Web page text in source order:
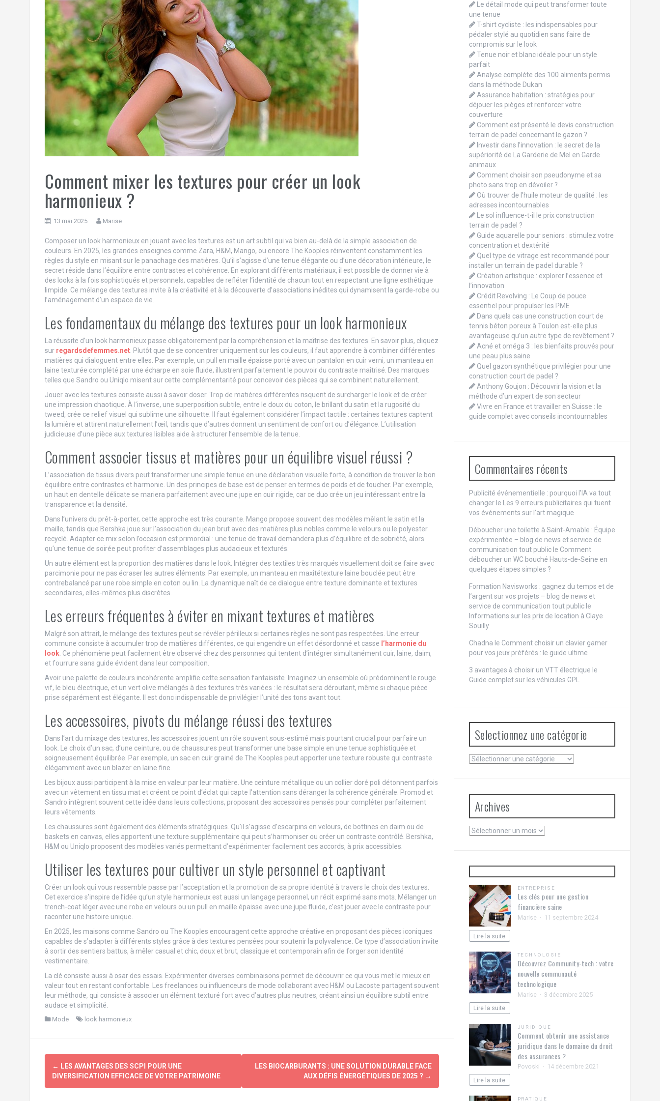
Comment mixer les textures pour créer un look
harmonieux ?
13 mai 2025 Marise
Composer un look harmonieux en jouant avec les textures est un art subtil qui va bien au-delà de la simple association de
couleurs. En 2025, les grandes enseignes comme Zara, H&M, Mango, ou encore The Kooples réinventent constamment les
règles du style en misant sur le panachage des matières. Qu’il s’agisse d’une tenue élégante ou d’une décoration intérieure, le
secret réside dans l’équilibre entre contrastes et cohérence. En explorant différents matériaux, il est possible de donner vie à
des looks à la fois sophistiqués et personnels, capables de refléter l’identité de chacun tout en respectant une ligne esthétique
limpide. Ce mélange des textures invite à la créativité et à la découverte d’associations inédites qui dynamisent la garde-robe ou
l’aménagement d’un espace de vie.
Les fondamentaux du mélange des textures pour un look harmonieux
La réussite d’un look harmonieux passe obligatoirement par la compréhension et la maîtrise des textures. En savoir plus, cliquez
sur regardsdefemmes.net. Plutôt que de se concentrer uniquement sur les couleurs, il faut apprendre à combiner différentes
matières qui dialoguent entre elles. Par exemple, un pull en maille épaisse porté avec un pantalon en cuir verni, un manteau en
laine texturée complété par une écharpe en soie fluide, illustrent parfaitement le pouvoir du contraste maîtrisé. Des marques
telles que Sandro ou Uniqlo misent sur cette complémentarité pour concevoir des pièces qui se combinent naturellement.
Jouer avec les textures consiste aussi à savoir doser. Trop de matières différentes risquent de surcharger le look et de créer
une impression chaotique. À l’inverse, une superposition subtile, entre le doux du coton, le brillant du satin et la rugosité du
tweed, crée ce relief visuel qui sublime une silhouette. Il faut également considérer l’impact tactile : certaines textures captent
la lumière et attirent naturellement l’œil, tandis que d’autres donnent un sentiment de confort ou d’élégance. L’utilisation
judicieuse d’une pièce aux textures lisibles aide à structurer l’ensemble de la tenue.
Comment associer tissus et matières pour un équilibre visuel réussi ?
L’association de tissus divers peut transformer une simple tenue en une déclaration visuelle forte, à condition de trouver le bon
équilibre entre contrastes et harmonie. Un des principes de base est de penser en termes de poids et de toucher. Par exemple,
un haut en dentelle délicate se mariera parfaitement avec une jupe en cuir rigide, car ce duo crée un jeu intéressant entre la
transparence et la densité.
Dans l’univers du prêt-à-porter, cette approche est très courante. Mango propose souvent des modèles mêlant le satin et la
maille, tandis que Bershka joue sur l’association du jean brut avec des matières plus nobles comme le velours ou le polyester
recyclé. Adapter ce mix selon l’occasion est primordial : une tenue de travail demandera plus d’équilibre et de sobriété, alors
qu’une tenue de soirée peut profiter d’assemblages plus audacieux et texturés.
Un autre élément est la proportion des matières dans le look. Intégrer des textiles très marqués visuellement doit se faire avec
parcimonie pour ne pas écraser les autres éléments. Par exemple, un manteau en maxitétexture laine bouclée peut être
contrebalancé par une robe simple en coton ou lin. La dynamique naît de ce dialogue entre texture dominante et textures
secondaires, elles-mêmes plus discrètes.
Les erreurs fréquentes à éviter en mixant textures et matières
Malgré son attrait, le mélange des textures peut se révéler périlleux si certaines règles ne sont pas respectées. Une erreur
commune consiste à accumuler trop de matières différentes, ce qui engendre un effet désordonné et casse l’harmonie du
look. Ce phénomène peut facilement être observé chez des personnes qui tentent d’intégrer simultanément cuir, laine, daim,
et fourrure sans guide évident dans leur composition.
Avoir une palette de couleurs incohérente amplifie cette sensation fantaisiste. Imaginez un ensemble où prédominent le rouge
vif, le bleu électrique, et un vert olive mélangés à des textures très variées : le résultat sera déroutant, même si chaque pièce
prise séparément est élégante. Il est donc indispensable de privilégier l’unité des tons avant tout.
Les accessoires, pivots du mélange réussi des textures
Dans l’art du mixage des textures, les accessoires jouent un rôle souvent sous-estimé mais pourtant crucial pour parfaire un
look. Le choix d’un sac, d’une ceinture, ou de chaussures peut transformer une base simple en une tenue sophistiquée et
soigneusement équilibrée. Par exemple, un sac en cuir grainé de The Kooples peut apporter une texture robuste qui contraste
élégamment avec un blazer en laine fine.
Les bijoux aussi participent à la mise en valeur par leur matière. Une ceinture métallique ou un collier doré poli détonnent parfois
avec un vêtement en tissu mat et créent ce point d’éclat qui capte l’attention sans déranger la cohérence générale. Promod et
Sandro intègrent souvent cette idée dans leurs collections, proposant des accessoires pensés pour compléter parfaitement
leurs vêtements.
Les chaussures sont également des éléments stratégiques. Qu’il s’agisse d’escarpins en velours, de bottines en daim ou de
baskets en canvas, elles apportent une texture supplémentaire qui peut s’harmoniser ou créer un contraste contrôlé. Bershka,
H&M ou Uniqlo proposent des modèles variés permettant d’expérimenter facilement ces accords, à prix accessibles.
Utiliser les textures pour cultiver un style personnel et captivant
Créer un look qui vous ressemble passe par l’acceptation et la promotion de sa propre identité à travers le choix des textures.
Cet exercice s’inspire de l’idée qu’un style harmonieux est aussi un langage personnel, un récit exprimé sans mots. Mélanger un
trench-coat léger avec une robe en velours ou un pull en maille épaisse avec une jupe fluide, c’est jouer avec le contraste pour
raconter une histoire unique.
En 2025, les maisons comme Sandro ou The Kooples encouragent cette approche créative en proposant des pièces iconiques
capables de s’adapter à différents styles grâce à des textures pensées pour soutenir la polyvalence. Ce type d’association invite
à sortir des sentiers battus, à mêler casual et chic, doux et brut, classique et contemporain afin de forger son identité
vestimentaire.
La clé consiste aussi à osar des essais. Expérimenter diverses combinaisons permet de découvrir ce qui vous met le mieux en
valeur tout en restant confortable. Les freelances ou influenceurs de mode collaborant avec H&M ou Lacoste partagent souvent
leur méthode, qui consiste à associer un élément texturé fort avec d’autres plus neutres, créant ainsi un équilibre subtil entre
audace et simplicité.
Mode look harmonieux
Navigation
d'article
← LES AVANTAGES DES SCPI POUR UNE
DIVERSIFICATION EFFICACE DE VOTRE PATRIMOINE
LES BIOCARBURANTS : UNE SOLUTION DURABLE FACE
AUX DÉFIS ÉNERGÉTIQUES DE 2025 ? →
Le détail mode qui peut transformer toute
une tenue
T-shirt cycliste : les indispensables pour
pédaler stylé au quotidien sans faire de
compromis sur le look
Tenue noir et blanc idéale pour un style
parfait
Analyse complète des 100 aliments permis
dans la méthode Dukan
Assurance habitation : stratégies pour
déjouer les pièges et renforcer votre
couverture
Comment est présenté le devis construction
terrain de padel concernant le gazon ?
Investir dans l’innovation : le secret de la
supériorité de La Garderie de Mel en Garde
animaux
Comment choisir son pseudonyme et sa
photo sans trop en dévoiler ?
Où trouver de l’huile moteur de qualité : les
adresses incontournables
Le sol influence-t-il le prix construction
terrain de padel ?
Guide aquarelle pour seniors : stimulez votre
concentration et dextérité
Quel type de vitrage est recommandé pour
installer un terrain de padel durable ?
Création artistique : explorer l’essence et
l’innovation
Crédit Revolving : Le Coup de pouce
essentiel pour propulser les PME
Dans quels cas une construction court de
tennis béton poreux à Toulon est-elle plus
avantageuse qu’un autre type de revêtement ?
Acné et oméga 3 : les bienfaits prouvés pour
une peau plus saine
Quel gazon synthétique privilégier pour une
construction court de padel ?
Anthony Goujon : Découvrir la vision et la
méthode d’un expert de son secteur
Vivre en France et travailler en Suisse : le
guide complet avec conseils incontournables
Commentaires récents
Publicité événementielle : pourquoi l’IA va tout
changerle
Les 9 erreurs publicitaires qui tuent
vos événements sur l’art magique
Déboucher une toilette à Saint-Amable : Équipe
expérimentée – blog de news et service de
communication tout publicle Comment
déboucher un WC bouché Hauts-de-Seine en
quelques étapes simples ?
Formation Navisworks : gagnez du temps et de
l’argent sur vos projets – blog de news et
service de communication tout publicle
Informations sur les prix de location à Claye
Souilly
Chadna le Comment choisir un clavier gamer
pour vos jeux préférés : le guide ultime
3 avantages à choisir un VTT électrique le
Guide complet sur les véhicules GPL
Selectionnez une catégorie
Selectionnez
Archives
Archives
ENTREPRISE
Les clés pour une gestion
financière saine
Marise 11 septembre 2024
Lire la suite
TECHNOLOGIE
Découvrez Community-tech : votre
nouvelle communauté
technologique
Marise
3 décembre 2025
Lire la suite
JURIDIQUE
Comment obtenir une assistance
juridique dans le domaine du droit
des assurances ?
Povoski
14 décembre 2021
Lire la suite
PRATIQUE